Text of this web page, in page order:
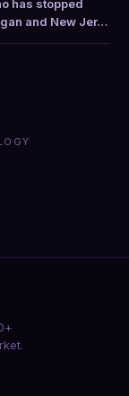
has stopped
and New Jer…